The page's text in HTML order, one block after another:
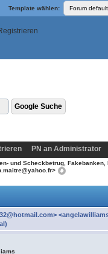
Template wählen:
PN an Administrator
und Scheckbetrug,